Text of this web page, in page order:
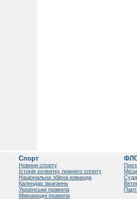
Спорт
Новини спорту
Історія розвитку лижного спорту
Національна збірна команда
Календар змаганнь
Українськи правила
Міжнародні правила